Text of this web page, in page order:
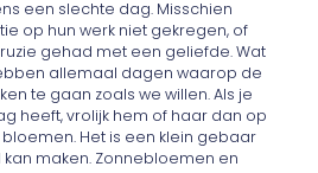
een slechte dag. Misschien
op hun werk niet gekregen, of
gehad met een geliefde. Wat
allemaal dagen waarop de
te gaan zoals we willen. Als je
heeft, vrolijk hem of haar dan op
Het is een klein gebaar
maken. Zonnebloemen en